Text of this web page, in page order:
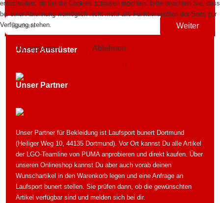
Weiter
Unser Ausrüster
Unser Partner
Unser Partner für Bekleidung ist Laufsport bunert Dortmund
(Heiliger Weg 10, 44135 Dortmund). Vor Ort kannst Du alle Artikel
der LGO-Teamline von PUMA anprobieren und direkt kaufen. Über
unseren Onlineshop kannst Du aber auch vorab deinen
Wunschartikel in den Warenkorb legen und eine Anfrage an
Laufsport bunert stellen. Sie prüfen dann, ob die gewünschten
Artikel verfügbar sind und melden sich bei dir.
entscheiden, ob Sie die Cookies zulassen möchten. Bitte beachten Sie, dass
bei einer Ablehnung womöglich nicht mehr alle Funktionalitäten der Seite zur
Verfügung stehen.
Akzeptieren Ablehnen